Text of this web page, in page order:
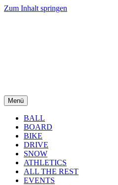
Zum Inhalt springen
Menü
BALL
BOARD
BIKE
DRIVE
SNOW
ATHLETICS
ALL THE REST
EVENTS